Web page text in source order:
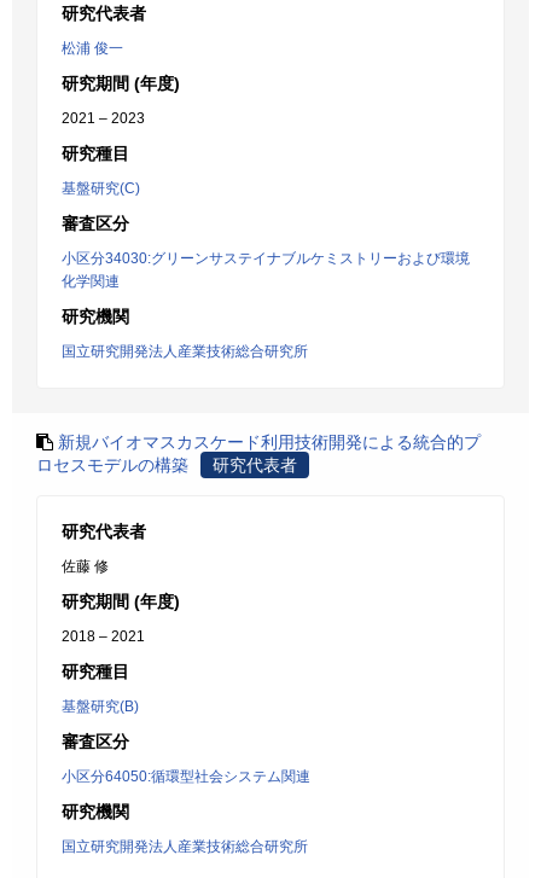
研究代表者
松浦 俊一
研究期間 (年度)
2021 – 2023
研究種目
基盤研究(C)
審査区分
小区分34030:グリーンサステイナブルケミストリーおよび環境
化学関連
研究機関
国立研究開発法人産業技術総合研究所
新規バイオマスカスケード利用技術開発による統合的プ
ロセスモデルの構築
研究代表者
研究代表者
佐藤 修
研究期間 (年度)
2018 – 2021
研究種目
基盤研究(B)
審査区分
小区分64050:循環型社会システム関連
研究機関
国立研究開発法人産業技術総合研究所